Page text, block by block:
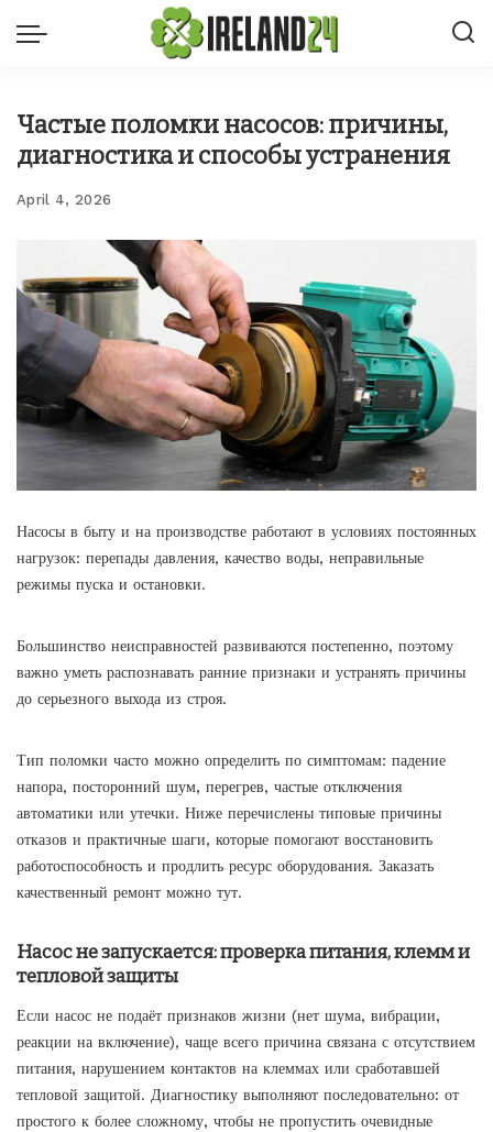
Частые поломки насосов: причины,
диагностика и способы устранения
April 4, 2026
Насосы в быту и на производстве работают в условиях постоянных
нагрузок: перепады давления, качество воды, неправильные
режимы пуска и остановки.
Большинство неисправностей развиваются постепенно, поэтому
важно уметь распознавать ранние признаки и устранять причины
до серьезного выхода из строя.
Тип поломки часто можно определить по симптомам: падение
напора, посторонний шум, перегрев, частые отключения
автоматики или утечки. Ниже перечислены типовые причины
отказов и практичные шаги, которые помогают восстановить
работоспособность и продлить ресурс оборудования. Заказать
качественный ремонт можно тут.
Насос не запускается: проверка питания, клемм и
тепловой защиты
Если насос не подаёт признаков жизни (нет шума, вибрации,
реакции на включение), чаще всего причина связана с отсутствием
питания, нарушением контактов на клеммах или сработавшей
тепловой защитой. Диагностику выполняют последовательно: от
простого к более сложному, чтобы не пропустить очевидные